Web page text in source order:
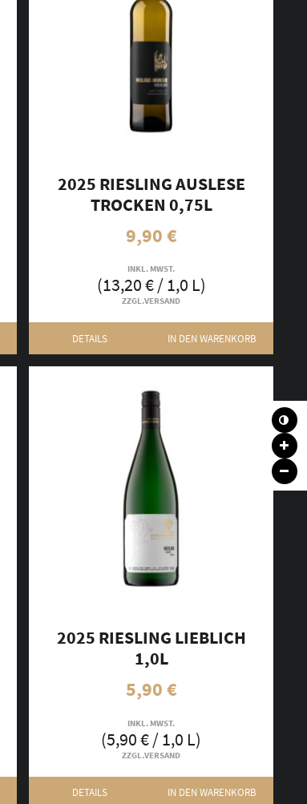
2025 RIESLING AUSLESE
TROCKEN 0,75L
9,90€
INKL. MWST.
(13,20€/ 1,0 L)
ZZGL.VERSAND
DETAILS IN DEN WARENKORB
2025 RIESLING LIEBLICH
1,0L
5,90€
INKL. MWST.
(5,90€/ 1,0 L)
ZZGL.VERSAND
DETAILS IN DEN WARENKORB